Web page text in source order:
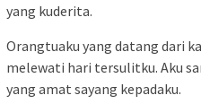
yang kuderita.
Orangtuaku yang datang dari
melewati hari tersulitku. Aku
yang amat sayang kepadaku.